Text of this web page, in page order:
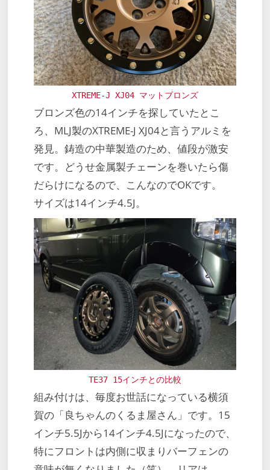
XTREME-J XJ04 マットブロンズ
ブロンズ色の14インチを探していたとこ
ろ、MLJ製のXTREME-J XJ04と言うアルミを
発見。鋳造の中華製造のため、値段が激安
です。どうせ金属製チェーンを巻いたら傷
だらけになるので、こんなのでOKです。
サイズは14インチ4.5J。
TE37 15インチとの比較
組み付けは、毎度お世話になっている横須
賀の「良ちゃんのくるま屋さん」です。15
インチ5.5Jから14インチ4.5Jになったので、
特にフロントは内側に収まりバーフェンの